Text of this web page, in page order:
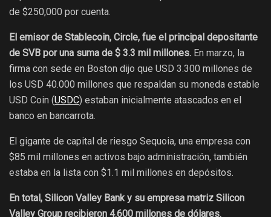
de $250,000 por cuenta.
El emisor de Stablecoin, Circle, fue el principal depositante
de SVB por una suma de $ 3.3 mil millones. En marzo, la
firma con sede en Boston dijo que USD 3.300 millones de
los USD 40.000 millones que respaldan su moneda estable
USD Coin (USDC) estaban inicialmente atascados en el
banco en bancarrota.
El gigante de capital de riesgo Sequoia, una empresa con
$85 mil millones en activos bajo administración, también
estaba en la lista con $1.1 mil millones en depósitos.
En total, Silicon Valley Bank y su empresa matriz Silicon
Valley Group recibieron 4.600 millones de dólares.